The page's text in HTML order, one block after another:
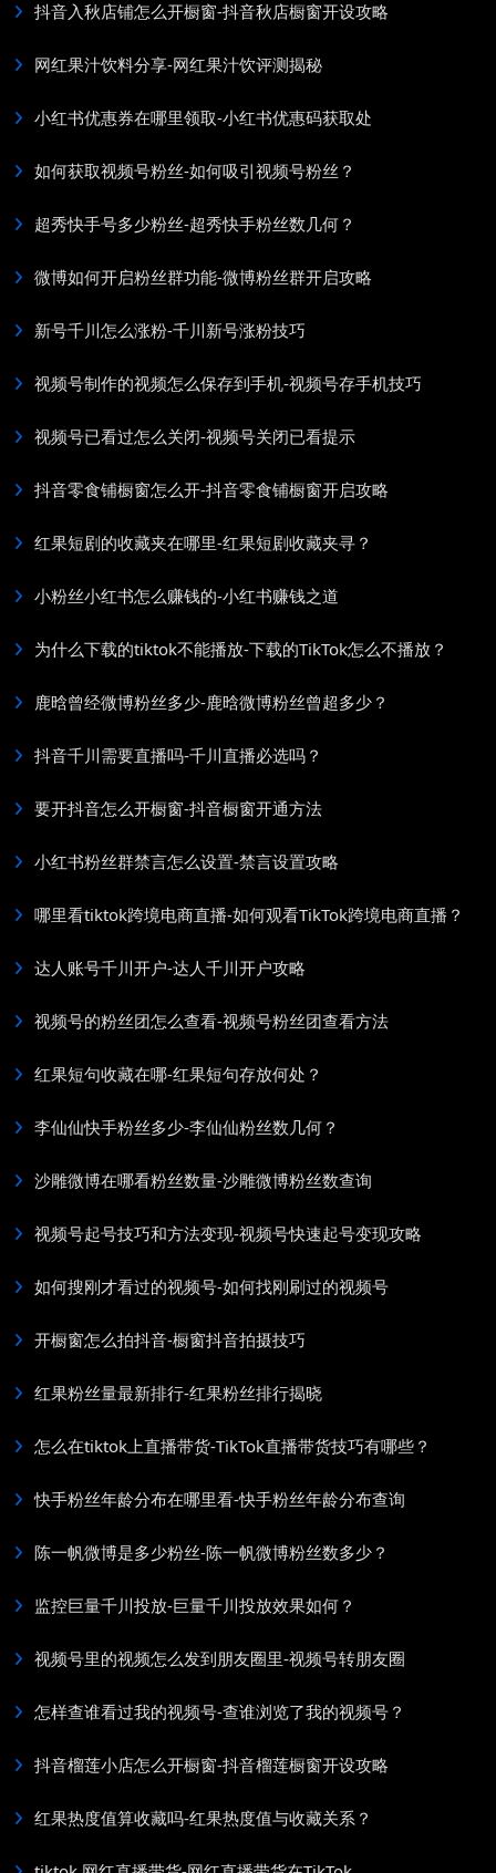
抖音入秋店铺怎么开橱窗-抖音秋店橱窗开设攻略
网红果汁饮料分享-网红果汁饮评测揭秘
小红书优惠券在哪里领取-小红书优惠码获取处
如何获取视频号粉丝-如何吸引视频号粉丝？
超秀快手号多少粉丝-超秀快手粉丝数几何？
微博如何开启粉丝群功能-微博粉丝群开启攻略
新号千川怎么涨粉-千川新号涨粉技巧
视频号制作的视频怎么保存到手机-视频号存手机技巧
视频号已看过怎么关闭-视频号关闭已看提示
抖音零食铺橱窗怎么开-抖音零食铺橱窗开启攻略
红果短剧的收藏夹在哪里-红果短剧收藏夹寻？
小粉丝小红书怎么赚钱的-小红书赚钱之道
为什么下载的tiktok不能播放-下载的TikTok怎么不播放？
鹿晗曾经微博粉丝多少-鹿晗微博粉丝曾超多少？
抖音千川需要直播吗-千川直播必选吗？
要开抖音怎么开橱窗-抖音橱窗开通方法
小红书粉丝群禁言怎么设置-禁言设置攻略
哪里看tiktok跨境电商直播-如何观看TikTok跨境电商直播？
达人账号千川开户-达人千川开户攻略
视频号的粉丝团怎么查看-视频号粉丝团查看方法
红果短句收藏在哪-红果短句存放何处？
李仙仙快手粉丝多少-李仙仙粉丝数几何？
沙雕微博在哪看粉丝数量-沙雕微博粉丝数查询
视频号起号技巧和方法变现-视频号快速起号变现攻略
如何搜刚才看过的视频号-如何找刚刷过的视频号
开橱窗怎么拍抖音-橱窗抖音拍摄技巧
红果粉丝量最新排行-红果粉丝排行揭晓
怎么在tiktok上直播带货-TikTok直播带货技巧有哪些？
快手粉丝年龄分布在哪里看-快手粉丝年龄分布查询
陈一帆微博是多少粉丝-陈一帆微博粉丝数多少？
监控巨量千川投放-巨量千川投放效果如何？
视频号里的视频怎么发到朋友圈里-视频号转朋友圈
怎样查谁看过我的视频号-查谁浏览了我的视频号？
抖音榴莲小店怎么开橱窗-抖音榴莲橱窗开设攻略
红果热度值算收藏吗-红果热度值与收藏关系？